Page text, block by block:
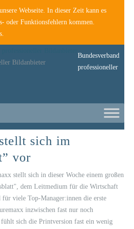
Webseite. In dieser Zeit kann es
oder Funktionsfehlern kommen.
Bildanbieter
Bundesverband
professioneller
sich im
vor
stellt sich in dieser Woche einem großen
dem Leitmedium für die Wirtschaft
für viele Top-Manager:innen die erste
inzwischen fast nur noch
sich die Printversion fast ein wenig